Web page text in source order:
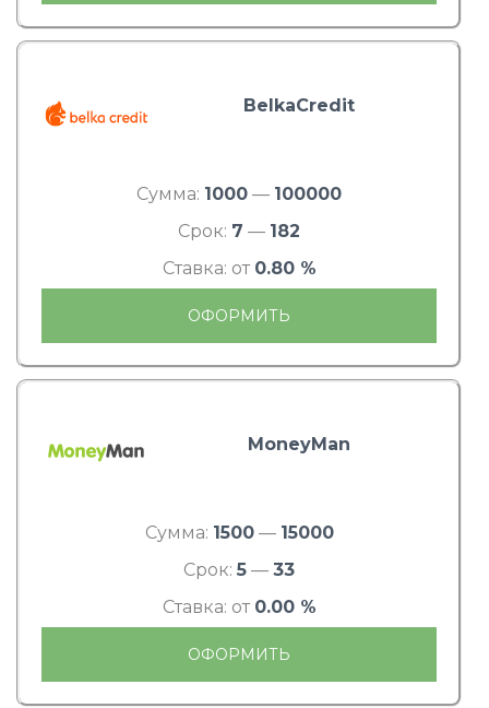
BelkaCredit
Сумма: 1000 — 100000
Срок: 7 — 182
Ставка: от 0.80 %
ОФОРМИТЬ
MoneyMan
Сумма: 1500— 15000
Срок: 5 — 33
Ставка: от 0.00 %
ОФОРМИТЬ